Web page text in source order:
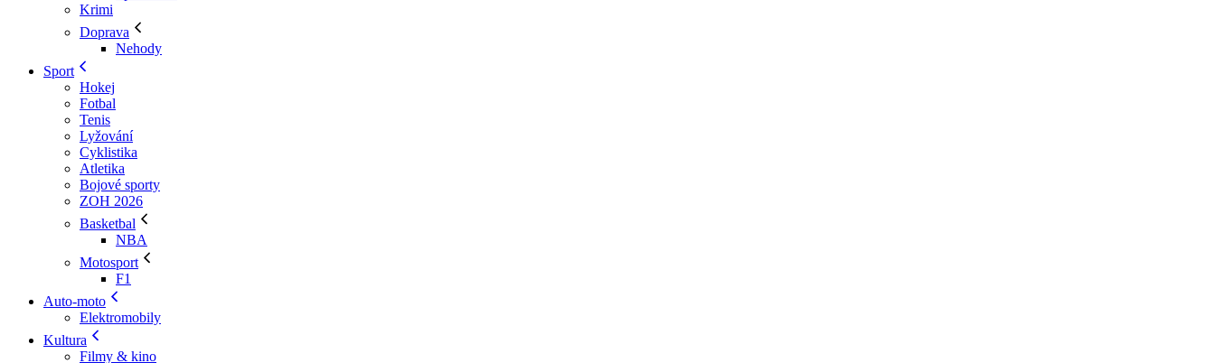
Krimi
Doprava
Nehody
Sport
Hokej
Fotbal
Tenis
Lyžování
Cyklistika
Atletika
Bojové sporty
ZOH 2026
Basketbal
NBA
Motosport
F1
Auto-moto
Elektromobily
Kultura
Filmy & kino